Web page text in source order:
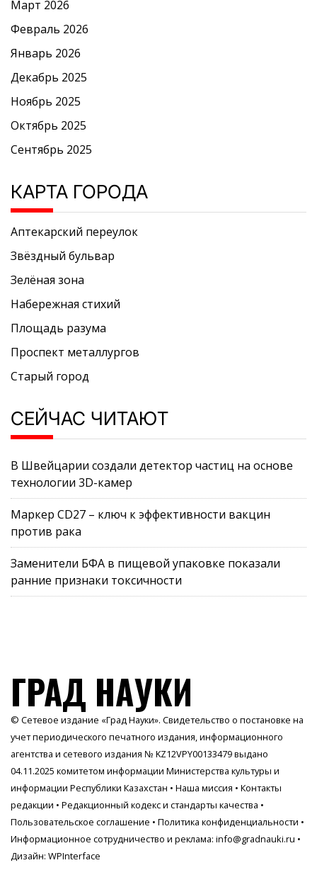
Март 2026
Февраль 2026
Январь 2026
Декабрь 2025
Ноябрь 2025
Октябрь 2025
Сентябрь 2025
КАРТА ГОРОДА
Аптекарский переулок
Звёздный бульвар
Зелёная зона
Набережная стихий
Площадь разума
Проспект металлургов
Старый город
СЕЙЧАС ЧИТАЮТ
В Швейцарии создали детектор частиц на основе
технологии 3D-камер
Маркер CD27 – ключ к эффективности вакцин
против рака
Заменители БФА в пищевой упаковке показали
ранние признаки токсичности
ГРАД НАУКИ
© Сетевое издание «Град Науки». Свидетельство о постановке на
учет периодического печатного издания, информационного
агентства и сетевого издания № KZ12VPY00133479 выдано
04.11.2025 комитетом информации Министерства культуры и
информации Республики Казахстан • Наша миссия • Контакты
редакции • Редакционный кодекс и стандарты качества •
Пользовательское соглашение • Политика конфиденциальности •
Информационное сотрудничество и реклама: info@gradnauki.ru •
Дизайн: WPInterface